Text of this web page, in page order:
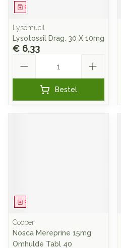
Geneesmiddel
Lysomucil
Lysotossil Drag. 30 X 10mg
€ 6,33
Bestel
Geneesmiddel
Cooper
Nosca Mereprine 15mg
Omhulde Tabl 40